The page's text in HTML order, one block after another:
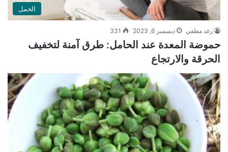
الحمل
رغد مطفي ديسمبر 6, 2023 331
حموضة المعدة عند الحامل: طرق آمنة لتخفيف
الحرقة والارتجاع